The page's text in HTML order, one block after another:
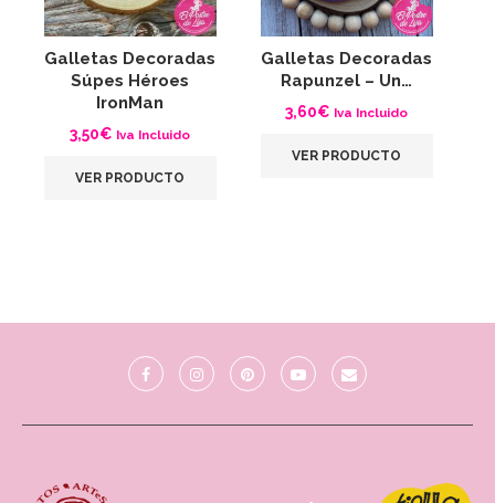
Galletas Decoradas
Súpes Héroes
IronMan
3,50€ Iva Incluido
VER PRODUCTO
Galletas Decoradas
Rapunzel – Un…
3,60€ Iva Incluido
VER PRODUCTO